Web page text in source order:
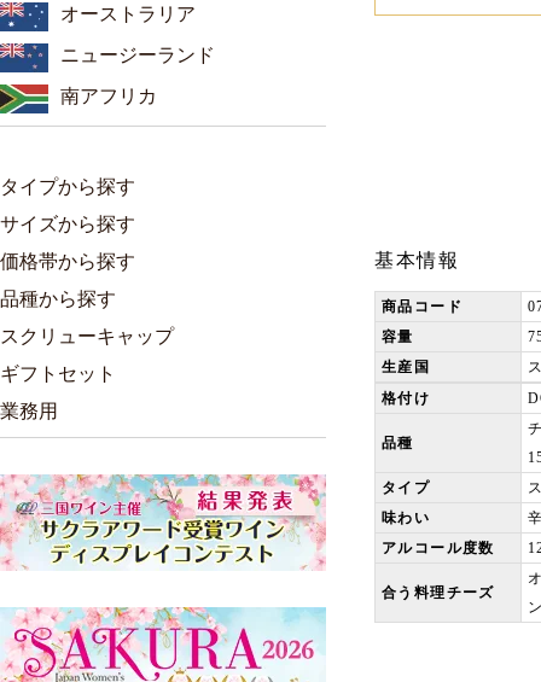
基本情報
商品コード
容量
生産国
格付け
品種
タイプ
味わい
アルコール度数
合う料理チーズ
オーストラリア
ニュージーランド
南アフリカ
タイプから探す
サイズから探す
価格帯から探す
品種から探す
スクリューキャップ
ギフトセット
業務用